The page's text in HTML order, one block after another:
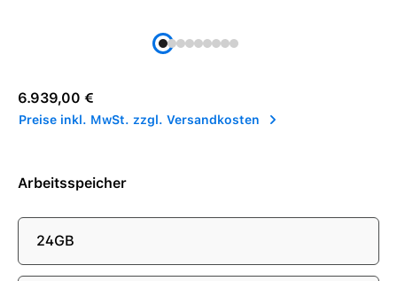
Regulärer Preis:
6.939,00 €
Preise inkl. MwSt. zzgl. Versandkosten
Arbeitsspeicher
24GB